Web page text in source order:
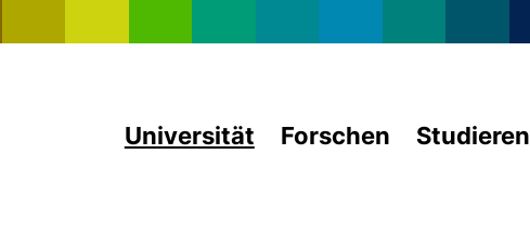
Universität Forschen Studieren